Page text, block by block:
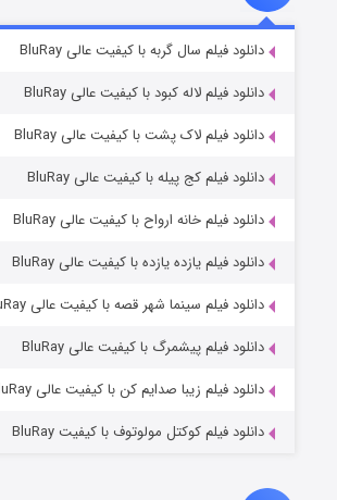
قسمت۷ (زیرنویس) منتشر شد دانلود فیلم سال گربه با کیفیت عالی BluRay
دانلود فیلم لاله کبود با کیفیت عالی BluRay
دانلود فیلم لاک پشت با کیفیت عالی BluRay
دانلود فیلم کج‌ پیله با کیفیت عالی BluRay
دانلود فیلم خانه ارواح با کیفیت عالی BluRay
دانلود فیلم یازده یازده با کیفیت عالی BluRay
دانلود فیلم سینما شهر قصه با کیفیت عالی BluRay
دانلود فیلم پیشمرگ با کیفیت عالی BluRay
دانلود فیلم زیبا صدایم کن با کیفیت عالی BluRay
دانلود فیلم کوکتل مولوتوف با کیفیت BluRay